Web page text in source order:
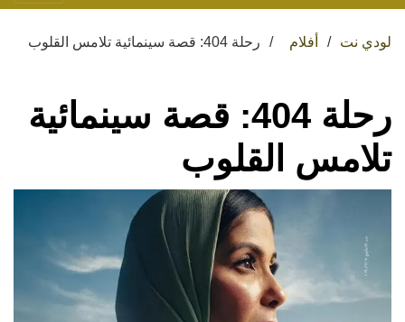
لودي نت أفلام رحلة 404: قصة سينمائية تلامس القلوب
رحلة 404: قصة سينمائية
تلامس القلوب